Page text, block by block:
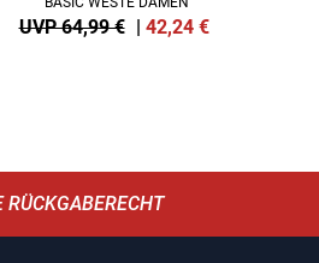
UVP 64,99 € | 42,24 €
RÜCKGABERECHT